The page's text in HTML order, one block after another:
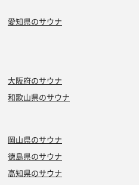
愛知県のサウナ
大阪府のサウナ
和歌山県のサウナ
岡山県のサウナ
徳島県のサウナ
高知県のサウナ